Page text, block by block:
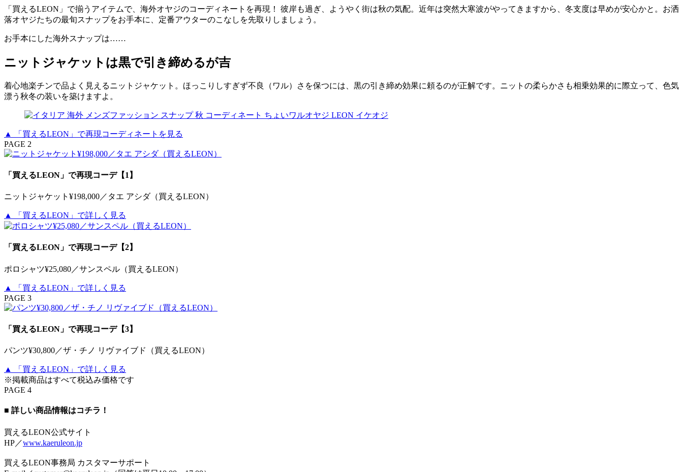
「買えるLEON」で揃うアイテムで、海外オヤジのコーディネートを再現！ 彼岸も過ぎ、ようやく街は秋の気配。近年は突然大寒波がやってきますから、冬支度は早めが安心かと。お洒
落オヤジたちの最旬スナップをお手本に、定番アウターのこなしを先取りしましょう。
お手本にした海外スナップは……
ニットジャケットは黒で引き締めるが吉
着心地楽チンで品よく見えるニットジャケット。ほっこりしすぎず不良（ワル）さを保つには、黒の引き締め効果に頼るのが正解です。ニットの柔らかさも相乗効果的に際立って、色気
漂う秋冬の装いを築けますよ。
▲ 「買えるLEON」で再現コーディネートを見る
PAGE 2
「買えるLEON」で再現コーデ【1】
ニットジャケット¥198,000／タエ アシダ（買えるLEON）
▲ 「買えるLEON」で詳しく見る
「買えるLEON」で再現コーデ【2】
ポロシャツ¥25,080／サンスペル（買えるLEON）
▲ 「買えるLEON」で詳しく見る
PAGE 3
「買えるLEON」で再現コーデ【3】
パンツ¥30,800／ザ・チノ リヴァイブド（買えるLEON）
▲ 「買えるLEON」で詳しく見る
※掲載商品はすべて税込み価格です
PAGE 4
■ 詳しい商品情報はコチラ！
買えるLEON公式サイト
HP／www.kaeruleon.jp
買えるLEON事務局 カスタマーサポート